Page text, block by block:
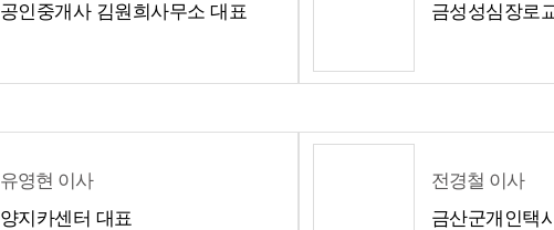
공인중개사 김원희사무소 대표
금성성심장로
유영현 이사
양지카센터 대표
전경철 이사
금산군개인택